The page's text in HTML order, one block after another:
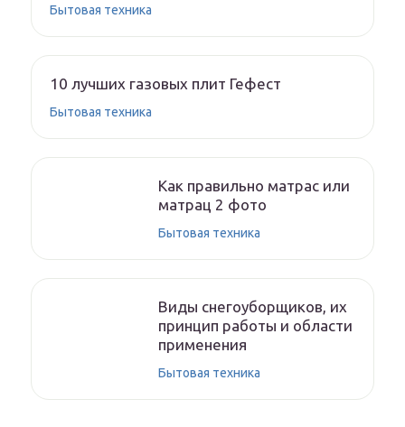
Бытовая техника
10 лучших газовых плит Гефест
Бытовая техника
Как правильно матрас или
матрац 2 фото
Бытовая техника
Виды снегоуборщиков, их
принцип работы и области
применения
Бытовая техника